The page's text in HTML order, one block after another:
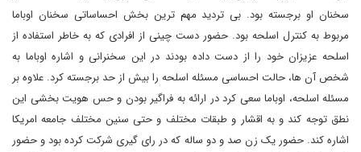
سخنان او برجسته بود. بی تردید مهم ترین بخش احساساتی سخنان اوباما
مربوط به کنترل اسلحه بود. حضور دست چینی از افرادی که به خاطر استفاده از
اسلحه عزیزان خود را از دست داده بودند در این سخنرانی و اشاره اوباما به
شخص آن ها، حالت احساسی مسئله اسلحه را بیش از حد برجسته کرد. علاوه بر
مسئله اسلحه، اوباما سعی کرد در ارائه به فراگیر بودن و حس هویت بخشی این
نطق توجه کند و به اقشار و طبقات مختلف و حتی سنین مختلف جامعه امریکا
اشاره کند. حضور یک زن صد و دو ساله که در رای گیری شرکت کرده بود و حضور